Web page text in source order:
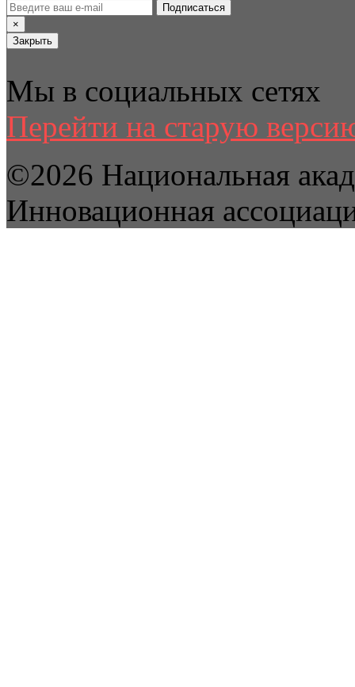
Подписаться
×
Закрыть
Мы в социальных сетях
Перейти на старую
©2026 Национальная
Инновационная